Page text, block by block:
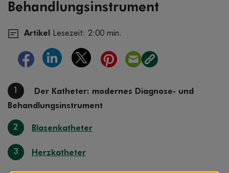
Behandlungsinstrument
Artikel Lesezeit: 2:00 min.
Der Katheter: modernes Diagnose- und
Behandlungsinstrument
2 Blasenkatheter
3 Herzkatheter